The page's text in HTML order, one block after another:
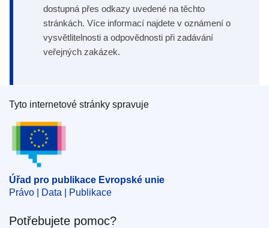
dostupná přes odkazy uvedené na těchto
stránkách. Více informací najdete v oznámení o
vysvětlitelnosti a odpovědnosti při zadávání
veřejných zakázek.
Úřad pro publikace Evropské unie
Tyto internetové stránky spravuje
Úřad pro publikace Evropské unie
Právo | Data | Publikace
Potřebujete pomoc?